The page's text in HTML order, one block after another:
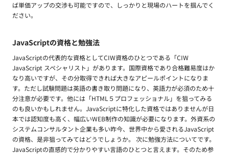
ば単価アップの交渉も可能ですので、しっかりと現場のハートを掴んでく
ださい。
JavaScriptの資格と勉強法
JavaScriptの代表的な資格としてCIW資格のひとつである「CIW
JavaScript スペシャリスト」があります。国際資格であり合格難易度はか
なり高いですが、その分取得できれば大きなアピールポイントになりま
す。ただし試験問題は英語の書き取り問題になり、英語力が必須のため十
分注意が必要です。他には「HTML５プロフェッショナル」を狙ってみる
のも良いかもしれません。JavaScriptに特化した資格ではありませんが日
本では認知度も高く、幅広いWEB制作の知識が必要になります。外資系の
システムコンサルタント企業も多い昨今、世界中から愛されるJavaScript
の資格、是非狙ってみてはどうでしょうか。 次に勉強方法についてです。
JavaScriptの直感的で分かりやすい言語のひとつと言えます。そのため参